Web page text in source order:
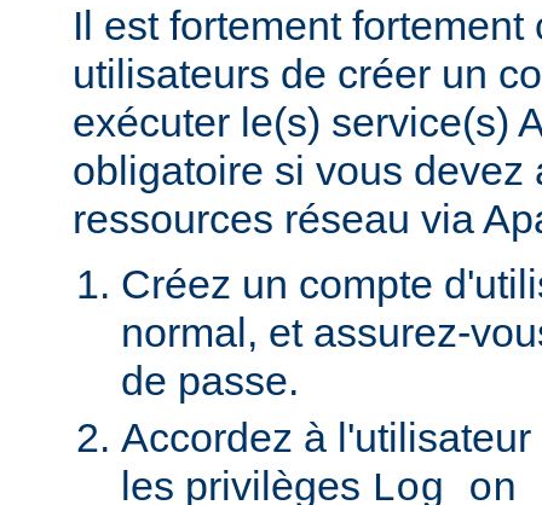
Il est fortement
utilisateurs de créer un
exécuter le(s) service(s)
obligatoire si vous devez
ressources réseau via
Créez un compte
normal, et assurez-
de passe.
Accordez à
les privilèges Log